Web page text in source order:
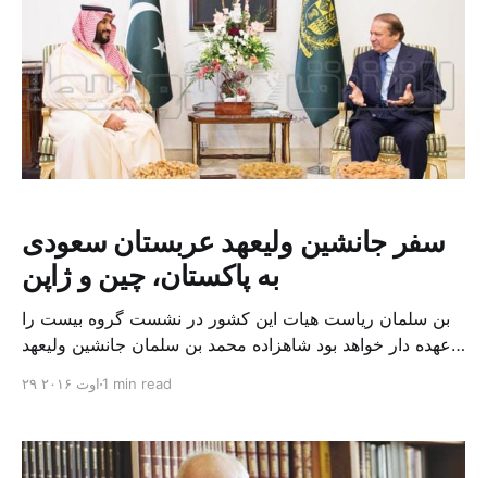
سفر جانشین ولیعهد عربستان سعودی
به پاکستان، چین و ژاپن
بن سلمان ریاست هیات این کشور در نشست گروه بیست را
عهده دار خواهد بود شاهزاده محمد بن سلمان جانشین ولیعهد
با نواز شریف نخست وزیر پاکستان دیدار و گفتگو کرد. جانشین
کشورهای پاکستان، چین […]
۲۹ اوت ۲۰۱۶ 1 min read